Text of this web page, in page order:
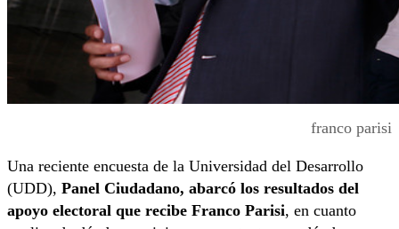
franco parisi
Una reciente encuesta de la Universidad del Desarrollo
(UDD), Panel Ciudadano, abarcó los resultados del
apoyo electoral que recibe Franco Parisi, en cuanto